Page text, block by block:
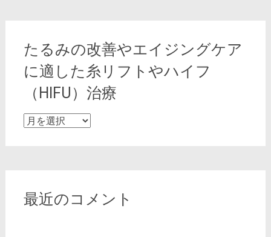
たるみの改善やエイジングケア
に適した糸リフトやハイフ
（HIFU）治療
た
善
や
最近のコメント